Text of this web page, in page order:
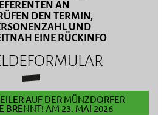
AN
DEN TERMIN,
UND
EINE RÜCKINFO
AUF DER MÜNZDORFER
BRENNT! AM 23. MAI 2026